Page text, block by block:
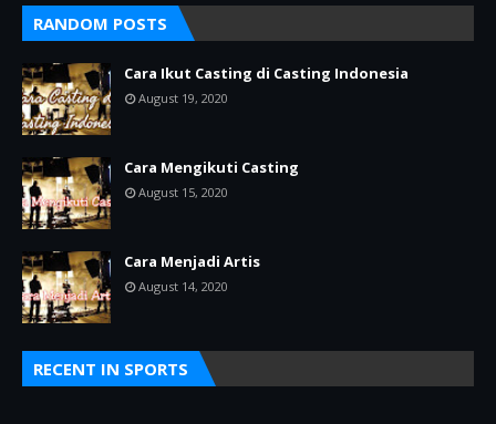
RANDOM POSTS
Cara Ikut Casting di Casting Indonesia
August 19, 2020
Cara Mengikuti Casting
August 15, 2020
Cara Menjadi Artis
August 14, 2020
RECENT IN SPORTS